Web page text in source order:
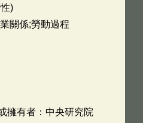
)
關係;勞動過程
擁有者：中央研究院